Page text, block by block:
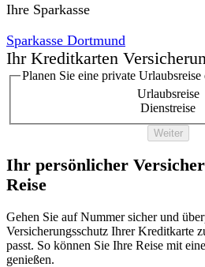
Ihre Sparkasse
Sparkasse Dortmund
Ihr Kreditkarten
Planen Sie eine
Urlaubsreise
Dienstreise
Weiter
Ihr persönlicher
Reise
Gehen Sie auf Nummer sicher und
Versicherungsschutz Ihrer Kreditkarte
passt. So können Sie Ihre Reise mit
genießen.